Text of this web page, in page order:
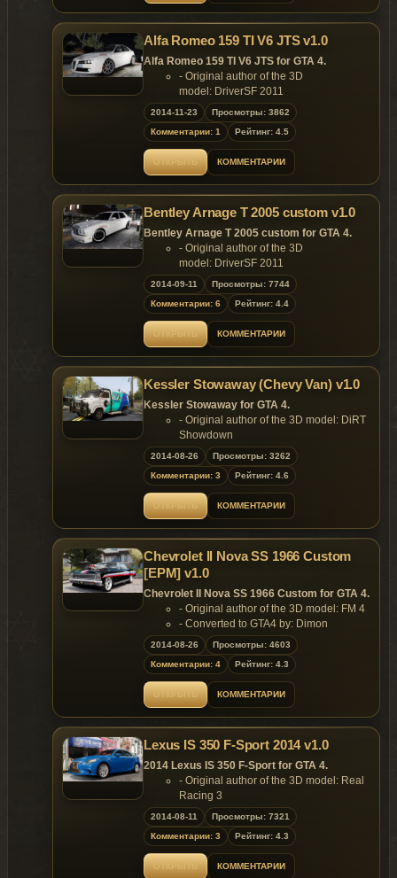
Alfa Romeo 159 TI V6 JTS v1.0
Alfa Romeo 159 TI V6 JTS for GTA 4.
- Original author of the 3D
model: DriverSF 2011
- Converted to GTA4 by: Dimon
Features:
- Model support all features of the
game.
Replaces: any car
2014-11-23
Просмотры: 3862
Комментарии: 1
Рейтинг: 4.5
КОММЕНТАРИИ
Bentley Arnage T 2005 custom v1.0
Bentley Arnage T 2005 custom for GTA 4.
- Original author of the 3D
model: DriverSF 2011
- Converted to GTA4 by: Dimon
Features:
- Model support all features of the
game.
Replaces: any car
2014-09-11
Просмотры: 7744
Комментарии: 6
Рейтинг: 4.4
КОММЕНТАРИИ
Kessler Stowaway (Chevy Van) v1.0
Kessler Stowaway for GTA 4.
- Original author of the 3D model: DiRT
Showdown
- Converted to GTA4 by: Dimon
Features:
- Model support all features of the
game.
Replaces: burrito2
2014-08-26
Просмотры: 3262
Комментарии: 3
Рейтинг: 4.6
КОММЕНТАРИИ
Chevrolet II Nova SS 1966 Custom
[EPM] v1.0
Chevrolet II Nova SS 1966 Custom for GTA 4.
- Original author of the 3D model: FM 4
- Converted to GTA4 by: Dimon
Features:
- Model support all features of the
game.
Replaces: any car
2014-08-26
Просмотры: 4603
Комментарии: 4
Рейтинг: 4.3
КОММЕНТАРИИ
Lexus IS 350 F-Sport 2014 v1.0
2014 Lexus IS 350 F-Sport for GTA 4.
- Original author of the 3D model: Real
Racing 3
- Converted to GTA4 by: Dimon
Features:
- Model support all features of the
game.
Replaces: any car
2014-08-11
Просмотры: 7321
Комментарии: 3
Рейтинг: 4.3
КОММЕНТАРИИ